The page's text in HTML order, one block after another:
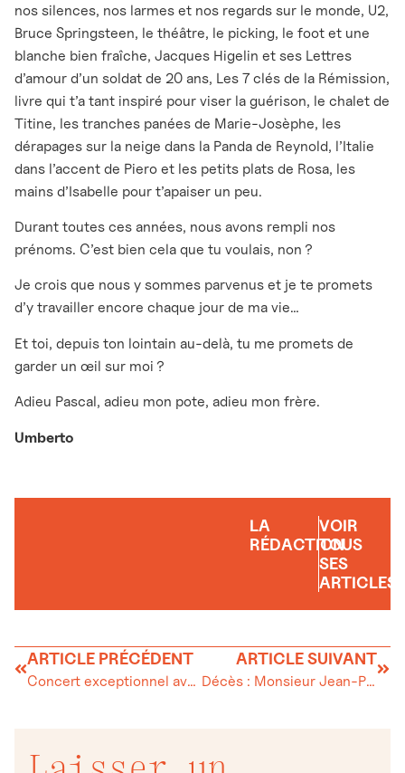
nos silences, nos larmes et nos regards sur le monde, U2,
Bruce Springsteen, le théâtre, le picking, le foot et une
blanche bien fraîche, Jacques Higelin et ses Lettres
d’amour d’un soldat de 20 ans, Les 7 clés de la Rémission,
livre qui t’a tant inspiré pour viser la guérison, le chalet de
Titine, les tranches panées de Marie-Josèphe, les
dérapages sur la neige dans la Panda de Reynold, l’Italie
dans l’accent de Piero et les petits plats de Rosa, les
mains d’Isabelle pour t’apaiser un peu.
Durant toutes ces années, nous avons rempli nos
prénoms. C’est bien cela que tu voulais, non ?
Je crois que nous y sommes parvenus et je te promets
d’y travailler encore chaque jour de ma vie…
Et toi, depuis ton lointain au-delà, tu me promets de
garder un œil sur moi ?
Adieu Pascal, adieu mon pote, adieu mon frère.
Umberto
LA
RÉDACTION
VOIR
TOUS
SES
ARTICLES
ARTICLE PRÉCÉDENT
Concert exceptionnel avec Julia Lezhneva et l’Orchestre de Chambre de Bâle
ARTICLE SUIVANT
Décès : Monsieur Jean-Pierre Vullioud